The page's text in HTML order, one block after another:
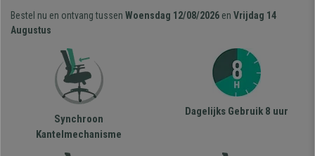
Bestel nu en ontvang tussen Woensdag 12/08/2026 en Vrijdag 14
Augustus
Synchroon
Kantelmechanisme
Dagelijks Gebruik 8 uur